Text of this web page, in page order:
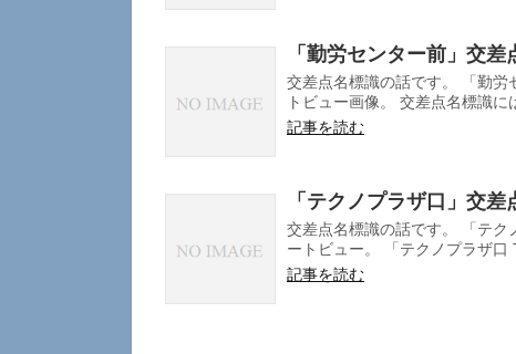
「勤労センター前」交差
交差点名標識の話です。 「勤
トビュー画像。 交差点名標識に
記事を読む
「テクノプラザ口」交差
交差点名標識の話です。 「テク
ートビュー。 「テクノプラザ口
記事を読む